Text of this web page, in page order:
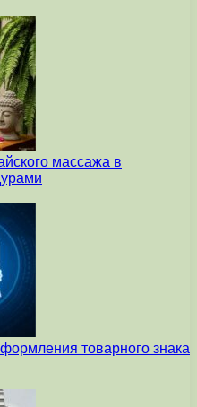
массажа в
товарного знака